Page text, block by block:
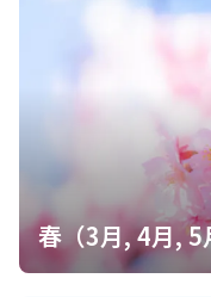
下山。下山途中あれあ
ら見えた景色、こんな
言っても戻る気皆無で
光山温泉寺のお風呂。
が、あまりの寒さにや
してまったり♨️に入っで
春（3月, 4月, 5